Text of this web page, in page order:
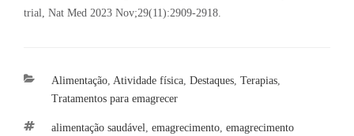
trial, Nat Med 2023 Nov;29(11):2909-2918.
Categorias
Alimentação, Atividade física, Destaques, Terapias,
Tratamentos para emagrecer
Tags
alimentação saudável, emagrecimento, emagrecimento